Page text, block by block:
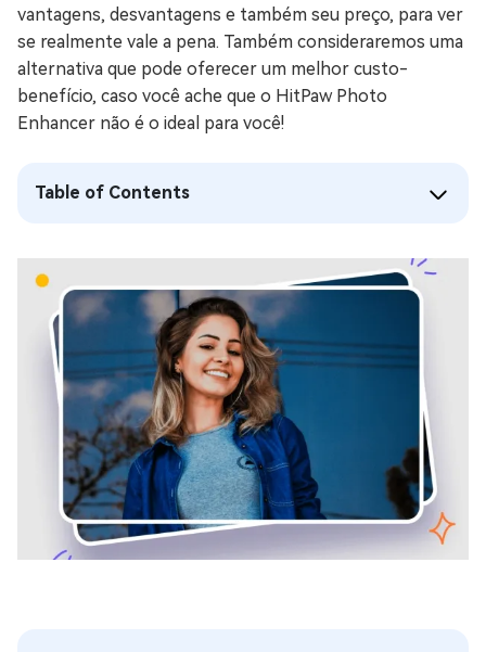
vantagens, desvantagens e também seu preço, para ver
se realmente vale a pena. Também consideraremos uma
alternativa que pode oferecer um melhor custo-
benefício, caso você ache que o HitPaw Photo
Enhancer não é o ideal para você!
Table of Contents